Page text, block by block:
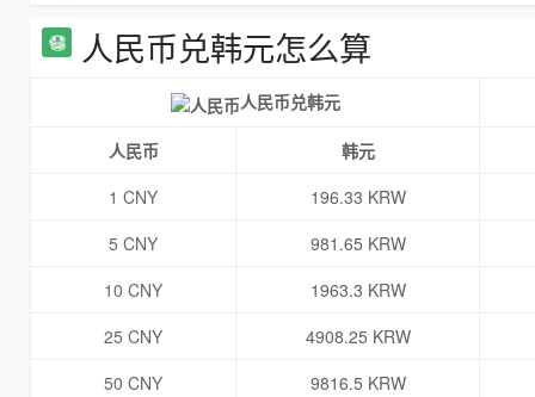
人民币兑韩元怎么算
人民币兑韩元
人民币
韩元
1 CNY
196.33 KRW
5 CNY
981.65 KRW
10 CNY
1963.3 KRW
25 CNY
4908.25 KRW
50 CNY
9816.5 KRW